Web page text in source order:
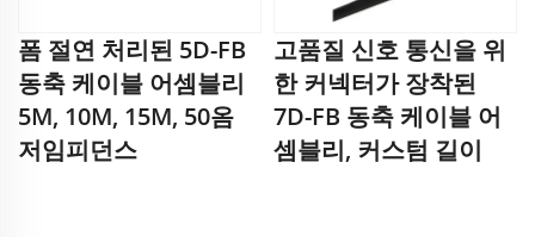
폼 절연 처리된 5D-FB
동축 케이블 어셈블리
5M, 10M, 15M, 50옴
저임피던스
고품질 신호 통신을 위
한 커넥터가 장착된
7D-FB 동축 케이블 어
셈블리, 커스텀 길이